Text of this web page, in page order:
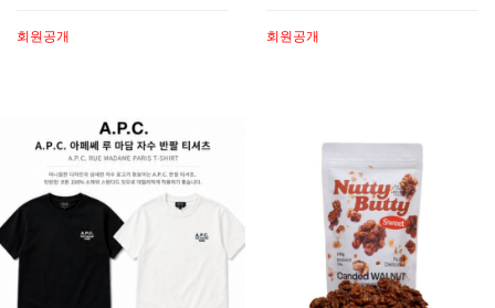
회원공개 회원공개